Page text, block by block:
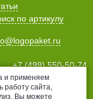
по артикулу
+7 (499) 550-50-74
+7 (812) 678-99-38
+7 (831) 435-16-76
и применяем
работу сайта,
Вы можете